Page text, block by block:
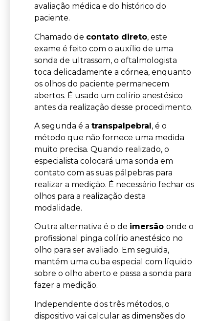
avaliação médica e do histórico do
paciente.
Chamado de contato direto, este
exame é feito com o auxílio de uma
sonda de ultrassom, o oftalmologista
toca delicadamente a córnea, enquanto
os olhos do paciente permanecem
abertos. É usado um colírio anestésico
antes da realização desse procedimento.
A segunda é a transpalpebral, é o
método que não fornece uma medida
muito precisa. Quando realizado, o
especialista colocará uma sonda em
contato com as suas pálpebras para
realizar a medição. É necessário fechar os
olhos para a realização desta
modalidade.
Outra alternativa é o de imersão onde o
profissional pinga colírio anestésico no
olho para ser avaliado. Em seguida,
mantém uma cuba especial com líquido
sobre o olho aberto e passa a sonda para
fazer a medição.
Independente dos três métodos, o
dispositivo vai calcular as dimensões do